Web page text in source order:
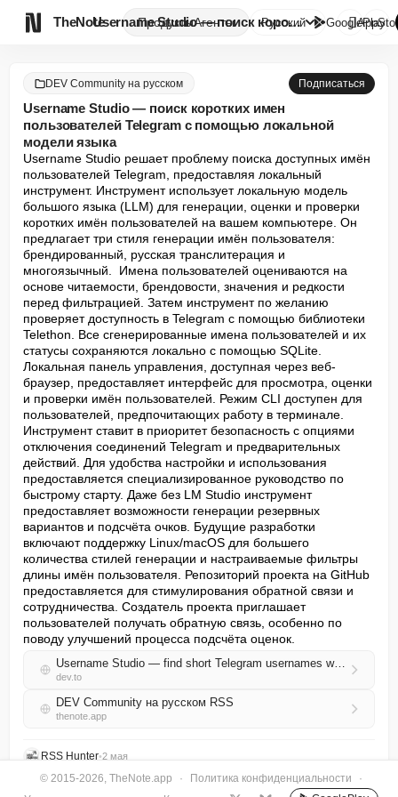
TheNote ПродуктыАгенты Username Studio — поиск коротк...
Русский GooglePlay

DEV Community на русском Подписаться
Username Studio — поиск коротких имен
пользователей Telegram с помощью локальной
модели языка
Username Studio решает проблему поиска доступных имён
пользователей Telegram, предоставляя локальный
инструмент. Инструмент использует локальную модель
большого языка (LLM) для генерации, оценки и проверки
коротких имён пользователей на вашем компьютере. Он
предлагает три стиля генерации имён пользователя:
брендированный, русская транслитерация и
многоязычный.  Имена пользователей оцениваются на
основе читаемости, брендовости, значения и редкости
перед фильтрацией. Затем инструмент по желанию
проверяет доступность в Telegram с помощью библиотеки
Telethon. Все сгенерированные имена пользователей и их
статусы сохраняются локально с помощью SQLite.
Локальная панель управления, доступная через веб-
браузер, предоставляет интерфейс для просмотра, оценки
и проверки имён пользователей. Режим CLI доступен для
пользователей, предпочитающих работу в терминале.
Инструмент ставит в приоритет безопасность с опциями
отключения соединений Telegram и предварительных
действий. Для удобства настройки и использования
предоставляется специализированное руководство по
быстрому старту. Даже без LM Studio инструмент
предоставляет возможности генерации резервных
вариантов и подсчёта очков. Будущие разработки
включают поддержку Linux/macOS для большего
количества стилей генерации и настраиваемые фильтры
длины имён пользователя. Репозиторий проекта на GitHub
предоставляется для стимулирования обратной связи и
сотрудничества. Создатель проекта приглашает
пользователей получать обратную связь, особенно по
поводу улучшений процесса подсчёта оценок.
Username Studio — find short Telegram usernames with a local LLM
dev.to
DEV Community на русском RSS
thenote.app
RSS Hunter•2 мая
© 2015-2026, TheNote.app · Политика конфиденциальности
·